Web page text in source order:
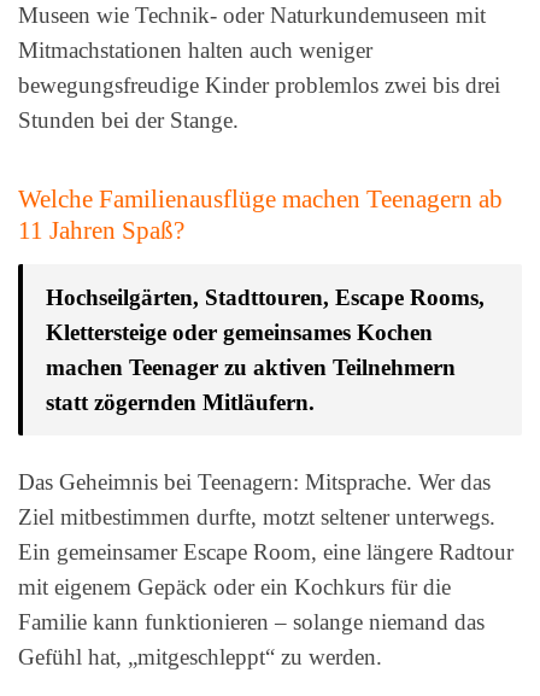
Museen wie Technik- oder Naturkundemuseen mit
Mitmachstationen halten auch weniger
bewegungsfreudige Kinder problemlos zwei bis drei
Stunden bei der Stange.
Welche Familienausflüge machen Teenagern ab
11 Jahren Spaß?
Hochseilgärten, Stadttouren, Escape Rooms,
Klettersteige oder gemeinsames Kochen
machen Teenager zu aktiven Teilnehmern
statt zögernden Mitläufern.
Das Geheimnis bei Teenagern: Mitsprache. Wer das
Ziel mitbestimmen durfte, motzt seltener unterwegs.
Ein gemeinsamer Escape Room, eine längere Radtour
mit eigenem Gepäck oder ein Kochkurs für die
Familie kann funktionieren – solange niemand das
Gefühl hat, „mitgeschleppt“ zu werden.